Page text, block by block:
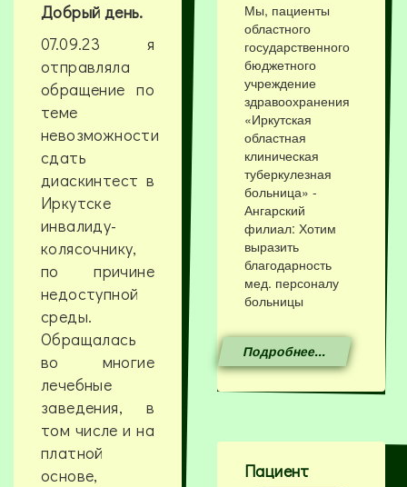
Добрый день.
07.09.23 я
отправляла
обращение по
теме
невозможности
сдать
диаскинтест в
Иркутске
инвалиду-
колясочнику,
по причине
недоступной
среды.
Обращалась
во многие
лечебные
заведения, в
том числе и на
платной
основе,
Мы, пациенты
областного
государственного
бюджетного
учреждение
здравоохранения
«Иркутская
областная
клиническая
туберкулезная
больница» -
Ангарский
филиал: Хотим
выразить
благодарность
мед. персоналу
больницы
Подробнее...
Пациент